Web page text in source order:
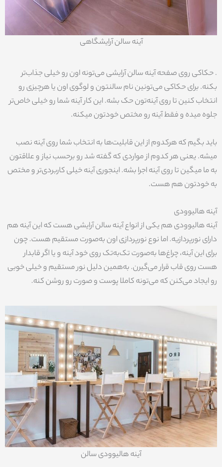
آینه سالن آرایشگاهی
. حکاکی روی صفحه آینه سالن آرایشی می‌تونه اون رو خیلی جذاب‌تر
بکنه. برای حکاکی می‌تونین نام سالنتون و لوگوی اون یا هرچیزی رو
انتخاب کنین تا روی آینه‌تون حک بشه. این کار آینه شما رو خیلی خاص‌تر
جلوه میده و فقط آینه رو مختص خودتون میکنه.
باید بگیم که هرکدوم از این قابلیت‌ها به انتخاب شما روی آینه نصب
میشه. یعنی هر کدوم از مواردی که گفته شد رو برحسب نیاز و علاقتون
به ما میگین تا روی آینه اجرا بشه. اینجوری آینه خیلی کاربردی‌تر و مختص
به خودتون هم هست.
آینه هالیوودی
آینه هالیوودی هم یکی از انواع آینه سالن آرایشی هست که این آینه هم
دارای نورپردازیه. اما نوع نورپردازی اون به‌صورت مستقیم هست. چون
برای این آینه، چراغ‌ها به‌صورت تک‌به‌تک روی خود آینه و یا اگر قابدار
هست روی قاب قرار می‌گیرن. به‌همین دلیل نور مستقیم و خیلی خوبی
رو ایجاد می‌کنن که می‌تونه کاملا پوست و صورت رو روشن کنه.
آینه هالیوودی سالن